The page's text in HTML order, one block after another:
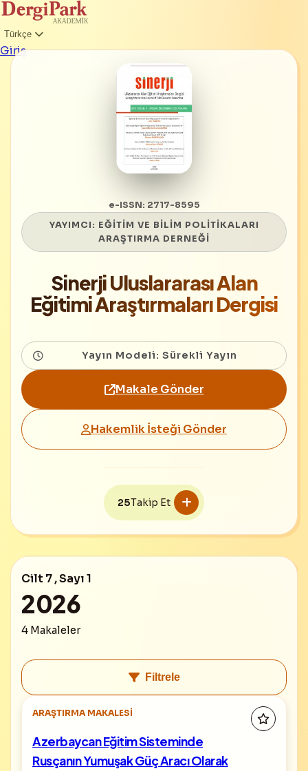
Türkçe
Giriş
e-ISSN: 2717-8595
YAYIMCI: EĞİTİM VE BİLİM POLİTİKALARI
ARAŞTIRMA DERNEĞİ
Sinerji Uluslararası Alan
Eğitimi Araştırmaları Dergisi
Yayın Modeli: Sürekli Yayın
Makale Gönder
Hakemlik İsteği Gönder
25Takip Et
Cilt 7 , Sayı 1
2026
4 Makaleler
Filtrele
ARAŞTIRMA MAKALESI
Azerbaycan Eğitim Sisteminde
Rusçanın Yumuşak Güç Aracı Olarak